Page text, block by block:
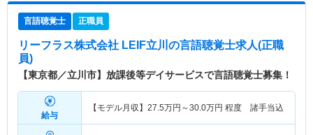
言語聴覚士 正職員
リーフラス株式会社 LEIF立川 の言語聴覚士求人(正職
員)
【東京都／立川市】放課後等デイサービスで言語聴覚士募集！
給与
【モデル月収】 27.5万円～30.0万円 程度 諸手当込